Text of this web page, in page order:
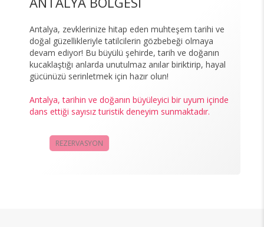
Antalya, zevklerinize hitap eden muhteşem tarihi ve
doğal güzellikleriyle tatilcilerin gözbebeği olmaya
devam ediyor! Bu büyülü şehirde, tarih ve doğanın
kucaklaştığı anlarda unutulmaz anılar biriktirip, hayal
gücünüzü serinletmek için hazır olun!
Antalya, tarihin ve doğanın büyüleyici bir uyum içinde
dans ettiği sayısız turistik deneyim sunmaktadır.
REZERVASYON